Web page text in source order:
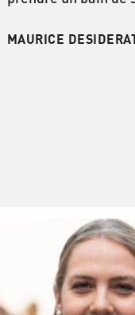
MAURICE